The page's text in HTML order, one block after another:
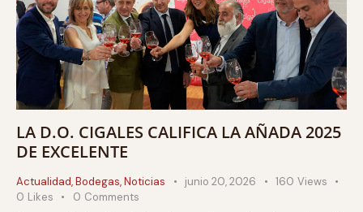
LA D.O. CIGALES CALIFICA LA AÑADA 2025
DE EXCELENTE
Actualidad,Bodegas,Noticias junio 20, 2026 160 Views
0 Likes 0 Comments